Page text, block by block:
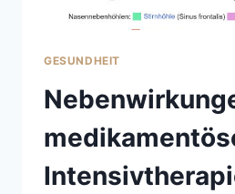
GESUNDHEIT